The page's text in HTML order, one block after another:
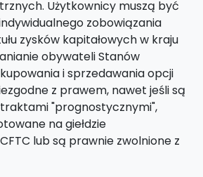
Użytkownicy muszą być
zobowiązania
zysków kapitałowych w kraju
obywateli Stanów
i sprzedawania opcji
z prawem, nawet jeśli są
"prognostycznymi",
na giełdzie
lub są prawnie zwolnione z